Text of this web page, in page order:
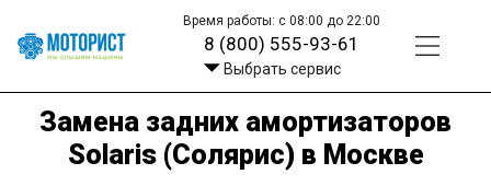
Время работы: с 08:00 до 22:00
8 (800) 555-93-61
Выбрать сервис
Замена задних амортизаторов
Solaris (Солярис) в Москве